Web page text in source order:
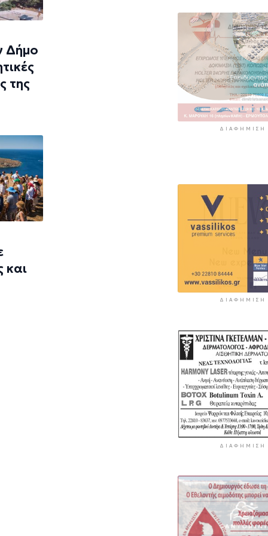
Δήμο
της
και
Αστυνομικό
7 ώρες 7 λεπτά πρίν
ΔΙΑΦΉΜΙΣΗ
ΔΙΑΦΉΜΙΣΗ
ΔΙΑΦΉΜΙΣΗ